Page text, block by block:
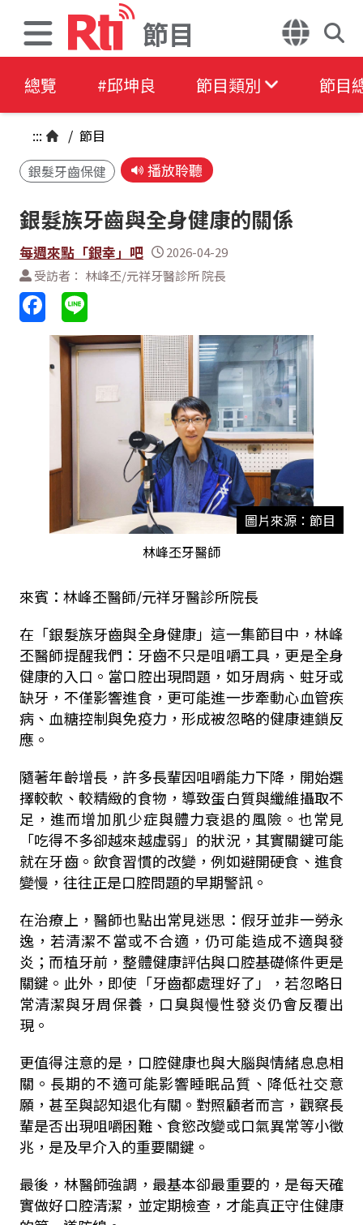
節目
總覽 #邱坤良 節目類別 節目
::: / 節目
銀髮牙齒保健
播放聆聽
銀髮族牙齒與全身健康的關係
每週來點「銀幸」吧
2026-04-29
受訪者： 林峰丕/元祥牙醫診所 院長
圖片來源：節目
林峰丕牙醫師
來賓：林峰丕醫師/元祥牙醫診所院長
在「銀髮族牙齒與全身健康」這一集節目中，林峰
丕醫師提醒我們：牙齒不只是咀嚼工具，更是全身
健康的入口。當口腔出現問題，如牙周病、蛀牙或
缺牙，不僅影響進食，更可能進一步牽動心血管疾
病、血糖控制與免疫力，形成被忽略的健康連鎖反
應。
隨著年齡增長，許多長輩因咀嚼能力下降，開始選
擇較軟、較精緻的食物，導致蛋白質與纖維攝取不
足，進而增加肌少症與體力衰退的風險。也常見
「吃得不多卻越來越虛弱」的狀況，其實關鍵可能
就在牙齒。飲食習慣的改變，例如避開硬食、進食
變慢，往往正是口腔問題的早期警訊。
在治療上，醫師也點出常見迷思：假牙並非一勞永
逸，若清潔不當或不合適，仍可能造成不適與發
炎；而植牙前，整體健康評估與口腔基礎條件更是
關鍵。此外，即使「牙齒都處理好了」，若忽略日
常清潔與牙周保養，口臭與慢性發炎仍會反覆出
現。
更值得注意的是，口腔健康也與大腦與情緒息息相
關。長期的不適可能影響睡眠品質、降低社交意
願，甚至與認知退化有關。對照顧者而言，觀察長
輩是否出現咀嚼困難、食慾改變或口氣異常等小徵
兆，是及早介入的重要關鍵。
最後，林醫師強調，最基本卻最重要的，是每天確
實做好口腔清潔，並定期檢查，才能真正守住健康